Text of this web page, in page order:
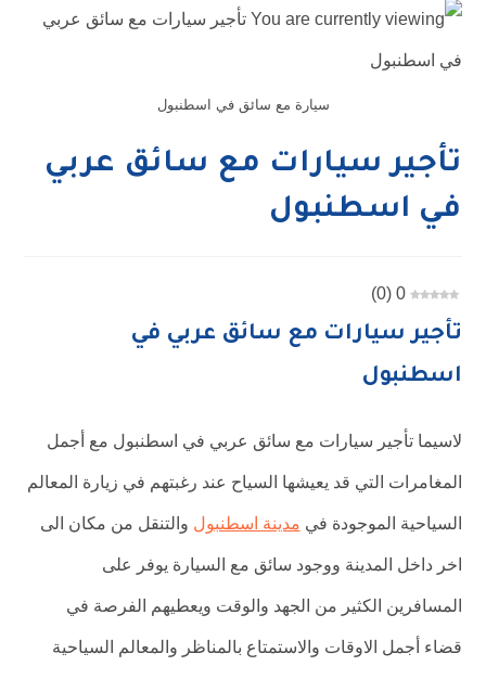
سيارة مع سائق في اسطنبول
تأجير سيارات مع سائق عربي
في اسطنبول
0
(
0
)
تأجير سيارات مع سائق عربي في
اسطنبول
لاسيما تأجير سيارات مع سائق عربي في اسطنبول مع أجمل
المغامرات التي قد يعيشها السياح عند رغبتهم في زيارة المعالم
السياحية الموجودة في مدينة اسطنبول والتنقل من مكان الى
اخر داخل المدينة ووجود سائق مع السيارة يوفر على
المسافرين الكثير من الجهد والوقت ويعطيهم الفرصة في
قضاء أجمل الاوقات والاستمتاع بالمناظر والمعالم السياحية